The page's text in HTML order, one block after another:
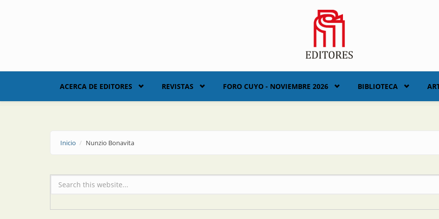
ACERCA DE EDITORES REVISTAS FORO CUYO - NOVIEMBRE 2026 BIBLIOTECA
Inicio Nunzio Bonavita
Formulario de búsqueda